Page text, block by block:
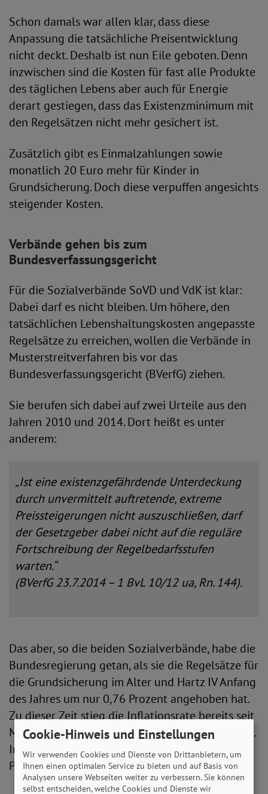
Schon damals war allen klar, dass diese
Anpassung die tatsächliche Preisentwicklung
nicht deckt. Deshalb ist nun Eile geboten. Denn
inzwischen sind die Kosten für fast alle Produkte
des täglichen Lebens aber auch für Energie
derart gestiegen, dass das Existenzminimum mit
den Regelsätzen nicht mehr gesichert ist.
Zusätzlich gibt es Einmalzahlungen sowie
monatlich 20 Euro mehr für Kinder in
Grundsicherung. Doch diese verpuffen angesichts
steigender Kosten.
Verbände gehen bis zum
Bundesverfassungsgericht
Für die Sozialverbände SoVD und VdK ist klar:
Dabei darf es nicht bleiben. Um höhere, den
tatsächlichen Lebenshaltungskosten angepasste
Regelsätze zu erreichen, wollen die Verbände in
Musterstreitverfahren bis vor das
Bundesverfassungsgericht (BVerfG) ziehen.
Sie berufen sich dabei auf zwei Urteile aus den
Jahren 2010 und 2014. Dort heißt es unter
anderem:
„Ist eine existenzgefährdende Unterdeckung
durch unvermittelt auftretende, extreme
Preissteigerungen nicht auszuschließen, darf
der Gesetzgeber dabei nicht auf die reguläre
Fortschreibung der Regelbedarfsstufen
warten.“
(BVerfG 23.7.2014 – 1 BvL 10/12 ua, Rn. 144).
Das aber, so die beiden Sozialverbände, habe die
Bundesregierung getan, als sie die Regelsätze für
die Grundsicherung im Alter und Hartz IV Anfang
des Jahres um nur 0,76 Prozent angehoben hat.
Zu dieser Zeit stieg die Inflationsrate bereits seit
Monaten und lag damals bei knapp fünf Prozent.
Inzwischen ist sie auf fast acht Prozent (7,6
Prozent im Juni) gestiegen.
Cookie-Hinweis und Einstellungen
Wir verwenden Cookies und Dienste von Drittanbietern, um
Ihnen einen optimalen Service zu bieten und auf Basis von
Analysen unsere Webseiten weiter zu verbessern. Sie können
selbst entscheiden, welche Cookies und Dienste wir